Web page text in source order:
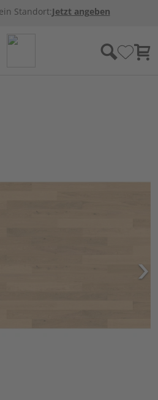
Standort:Jetzt angeben